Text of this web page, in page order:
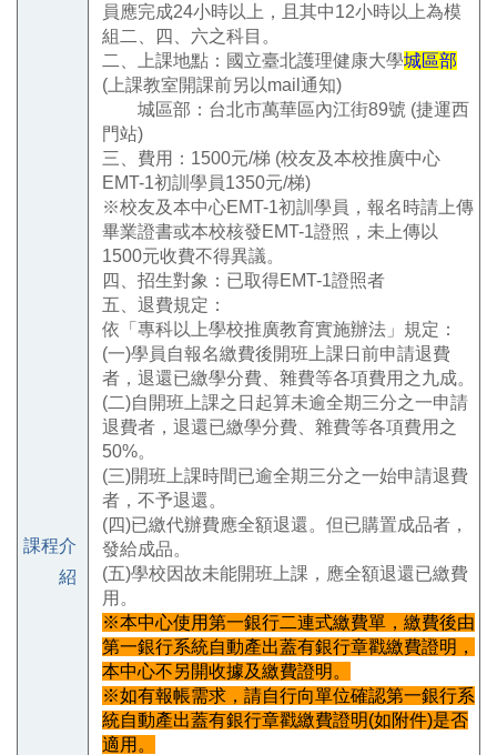
課程介
紹
員應完成24小時以上，且其中12小時以上為模
組二、四、六之科目。
二、上課地點：國立臺北護理健康大學城區部
(上課教室開課前另以mail通知)
城區部：台北市萬華區內江街89號 (捷運西
門站)
三、費用：1500元/梯 (校友及本校推廣中心
EMT-1初訓學員1350元/梯)
※校友及本中心EMT-1初訓學員，報名時請上傳
畢業證書或本校核發EMT-1證照，未上傳以
1500元收費不得異議。
四、招生對象：已取得EMT-1證照者
五、退費規定：
依「專科以上學校推廣教育實施辦法」規定：
(一)學員自報名繳費後開班上課日前申請退費
者，退還已繳學分費、雜費等各項費用之九成。
(二)自開班上課之日起算未逾全期三分之一申請
退費者，退還已繳學分費、雜費等各項費用之
50%。
(三)開班上課時間已逾全期三分之一始申請退費
者，不予退還。
(四)已繳代辦費應全額退還。但已購置成品者，
發給成品。
(五)學校因故未能開班上課，應全額退還已繳費
用。
※本中心使用第一銀行二連式繳費單，繳費後由
第一銀行系統自動產出蓋有銀行章戳繳費證明，
本中心不另開收據及繳費證明。
※如有報帳需求，請自行向單位確認第一銀行系
統自動產出蓋有銀行章戳繳費證明(如附件)是否
適用。